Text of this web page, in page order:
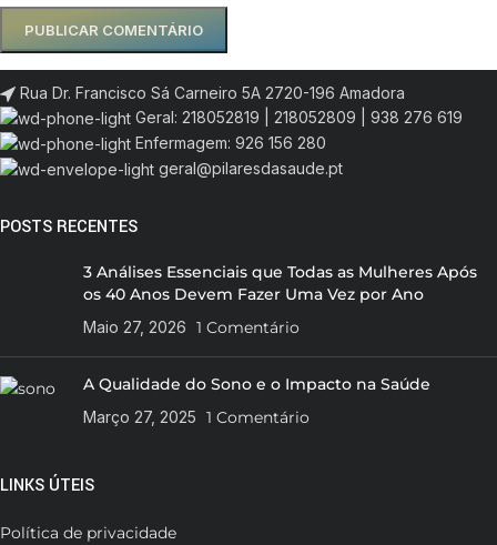
Rua Dr. Francisco Sá Carneiro 5A 2720-196 Amadora
Geral: 218052819 | 218052809 | 938 276 619
Enfermagem: 926 156 280
geral@pilaresdasaude.pt
POSTS RECENTES
3 Análises Essenciais que Todas as Mulheres Após
os 40 Anos Devem Fazer Uma Vez por Ano
Maio 27, 2026 1 Comentário
A Qualidade do Sono e o Impacto na Saúde
Março 27, 2025 1 Comentário
LINKS ÚTEIS
Política de privacidade